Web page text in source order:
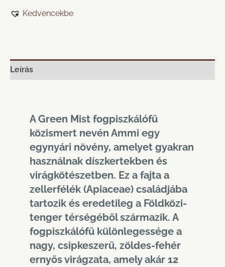
Kedvencekbe
Leírás
A Green Mist fogpiszkálófű
közismert nevén Ammi egy
egynyári növény, amelyet gyakran
használnak díszkertekben és
virágkötészetben. Ez a fajta a
zellerfélék (Apiaceae) családjába
tartozik és eredetileg a Földközi-
tenger térségéből származik. A
fogpiszkálófű különlegessége a
nagy, csipkeszerű, zöldes-fehér
ernyős virágzata, amely akár 12